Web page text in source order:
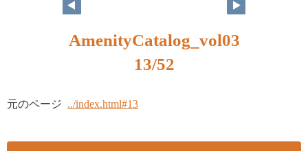
AmenityCatalog_vol03
13/52
元のページ ../index.html#13